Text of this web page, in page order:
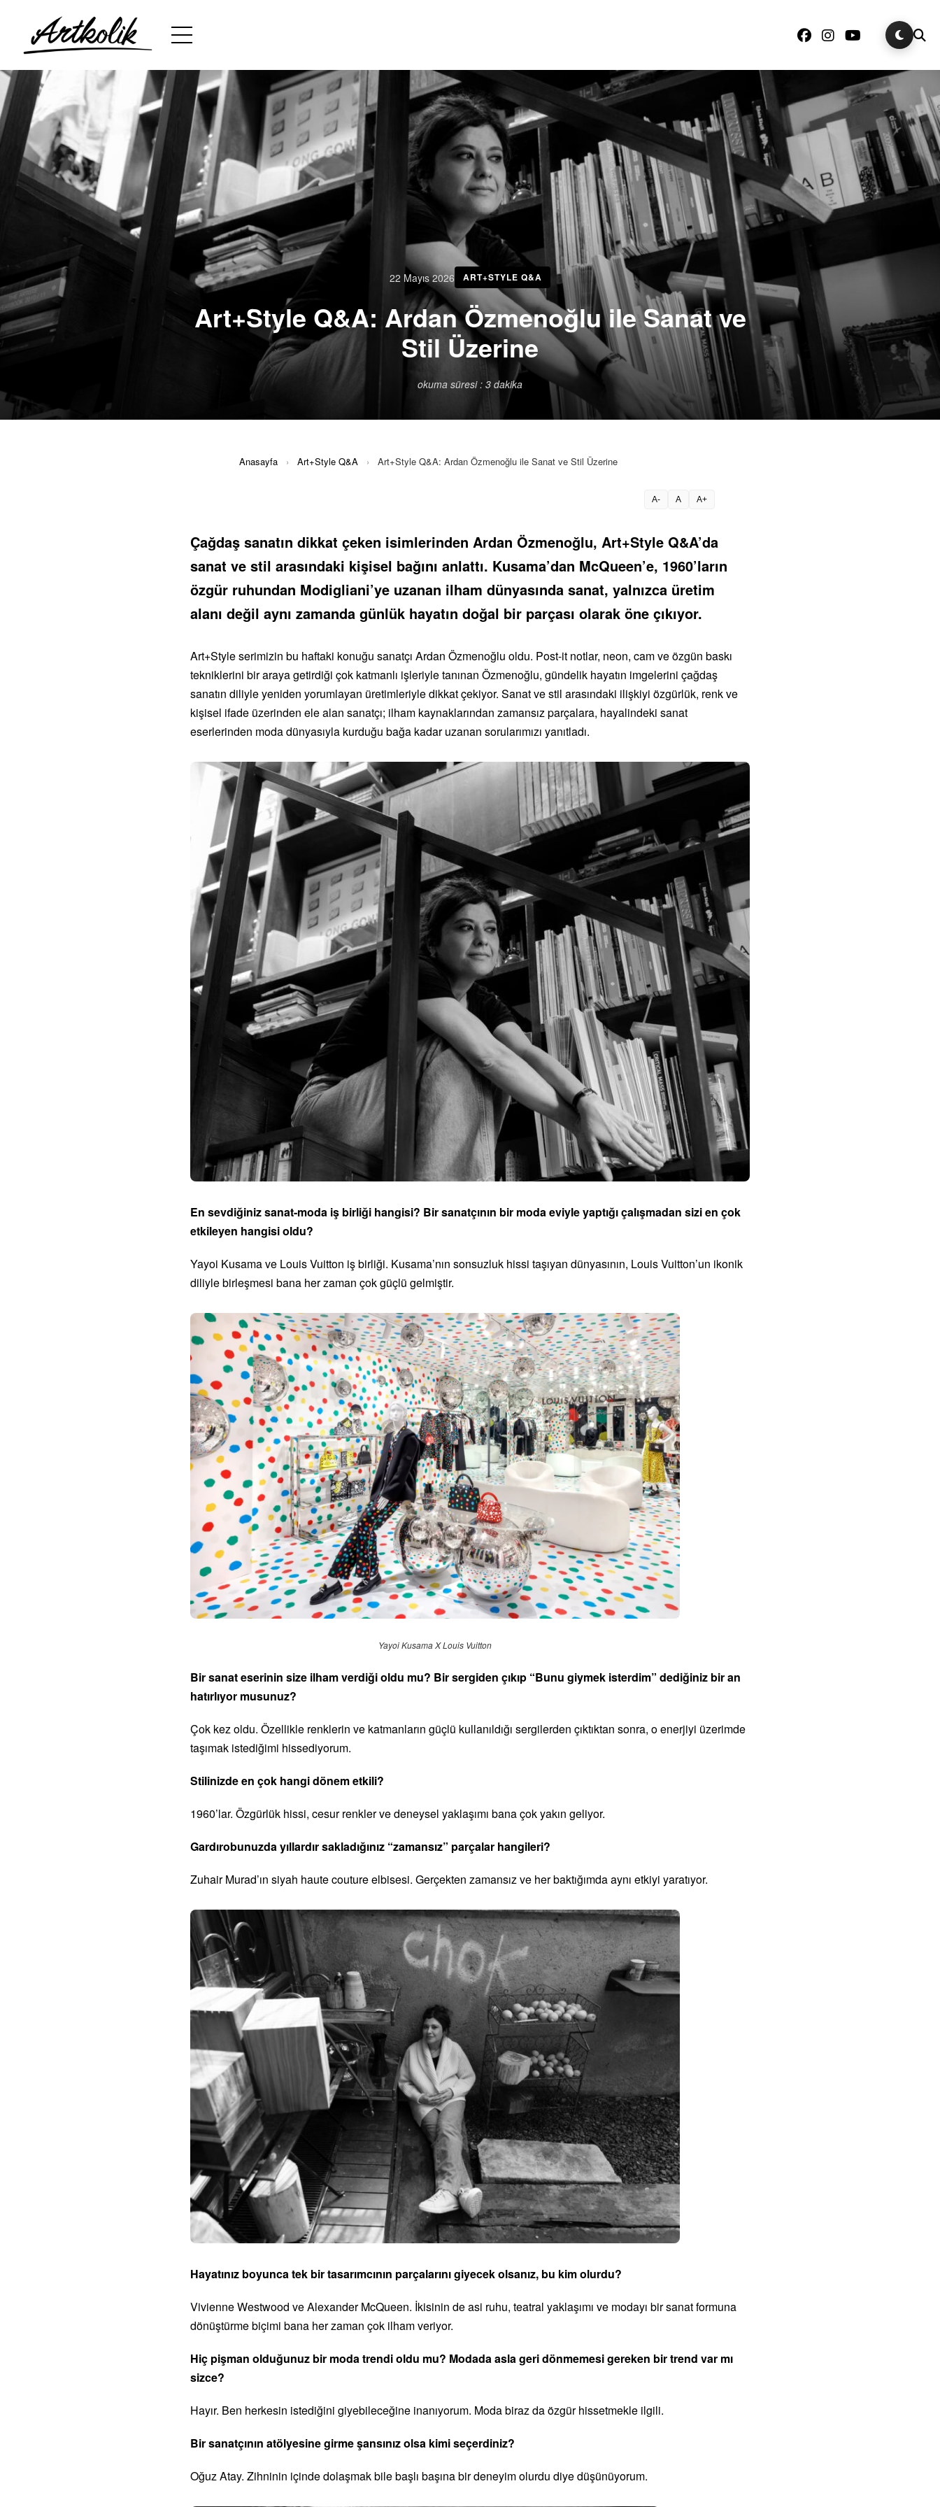
22 Mayıs 2026 ART+STYLE Q&A
Art+Style Q&A: Ardan Özmenoğlu ile Sanat ve
Stil Üzerine
okuma süresi : 3 dakika
Anasayfa › Art+Style Q&A › Art+Style Q&A: Ardan Özmenoğlu ile Sanat ve Stil Üzerine
A- A A+
Çağdaş sanatın dikkat çeken isimlerinden Ardan Özmenoğlu, Art+Style Q&A’da
sanat ve stil arasındaki kişisel bağını anlattı. Kusama’dan McQueen’e, 1960’ların
özgür ruhundan Modigliani’ye uzanan ilham dünyasında sanat, yalnızca üretim
alanı değil aynı zamanda günlük hayatın doğal bir parçası olarak öne çıkıyor.
Art+Style serimizin bu haftaki konuğu sanatçı Ardan Özmenoğlu oldu. Post-it notlar, neon, cam ve özgün baskı
tekniklerini bir araya getirdiği çok katmanlı işleriyle tanınan Özmenoğlu, gündelik hayatın imgelerini çağdaş
sanatın diliyle yeniden yorumlayan üretimleriyle dikkat çekiyor. Sanat ve stil arasındaki ilişkiyi özgürlük, renk ve
kişisel ifade üzerinden ele alan sanatçı; ilham kaynaklarından zamansız parçalara, hayalindeki sanat
eserlerinden moda dünyasıyla kurduğu bağa kadar uzanan sorularımızı yanıtladı.
En sevdiğiniz sanat-moda iş birliği hangisi? Bir sanatçının bir moda eviyle yaptığı çalışmadan sizi en çok
etkileyen hangisi oldu?
Yayoi Kusama ve Louis Vuitton iş birliği. Kusama’nın sonsuzluk hissi taşıyan dünyasının, Louis Vuitton’un ikonik
diliyle birleşmesi bana her zaman çok güçlü gelmiştir.
Yayoi Kusama X Louis Vuitton
Bir sanat eserinin size ilham verdiği oldu mu? Bir sergiden çıkıp “Bunu giymek isterdim” dediğiniz bir an
hatırlıyor musunuz?
Çok kez oldu. Özellikle renklerin ve katmanların güçlü kullanıldığı sergilerden çıktıktan sonra, o enerjiyi üzerimde
taşımak istediğimi hissediyorum.
Stilinizde en çok hangi dönem etkili?
1960’lar. Özgürlük hissi, cesur renkler ve deneysel yaklaşımı bana çok yakın geliyor.
Gardırobunuzda yıllardır sakladığınız “zamansız” parçalar hangileri?
Zuhair Murad’ın siyah haute couture elbisesi. Gerçekten zamansız ve her baktığımda aynı etkiyi yaratıyor.
Hayatınız boyunca tek bir tasarımcının parçalarını giyecek olsanız, bu kim olurdu?
Vivienne Westwood ve Alexander McQueen. İkisinin de asi ruhu, teatral yaklaşımı ve modayı bir sanat formuna
dönüştürme biçimi bana her zaman çok ilham veriyor.
Hiç pişman olduğunuz bir moda trendi oldu mu? Modada asla geri dönmemesi gereken bir trend var mı
sizce?
Hayır. Ben herkesin istediğini giyebileceğine inanıyorum. Moda biraz da özgür hissetmekle ilgili.
Bir sanatçının atölyesine girme şansınız olsa kimi seçerdiniz?
Oğuz Atay. Zihninin içinde dolaşmak bile başlı başına bir deneyim olurdu diye düşünüyorum.